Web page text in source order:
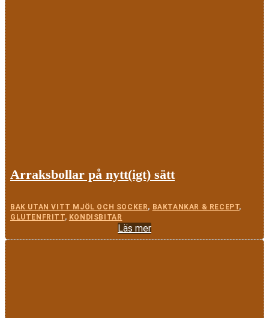
Arraksbollar på nytt(igt) sätt
BAK UTAN VITT MJÖL OCH SOCKER, BAKTANKAR & RECEPT,
GLUTENFRITT, KONDISBITAR
Läs mer